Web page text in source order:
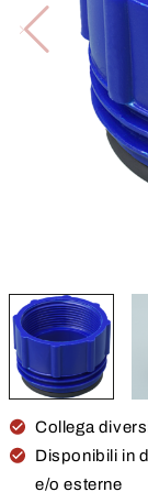
Collega
Disponibili in
e/o esterne